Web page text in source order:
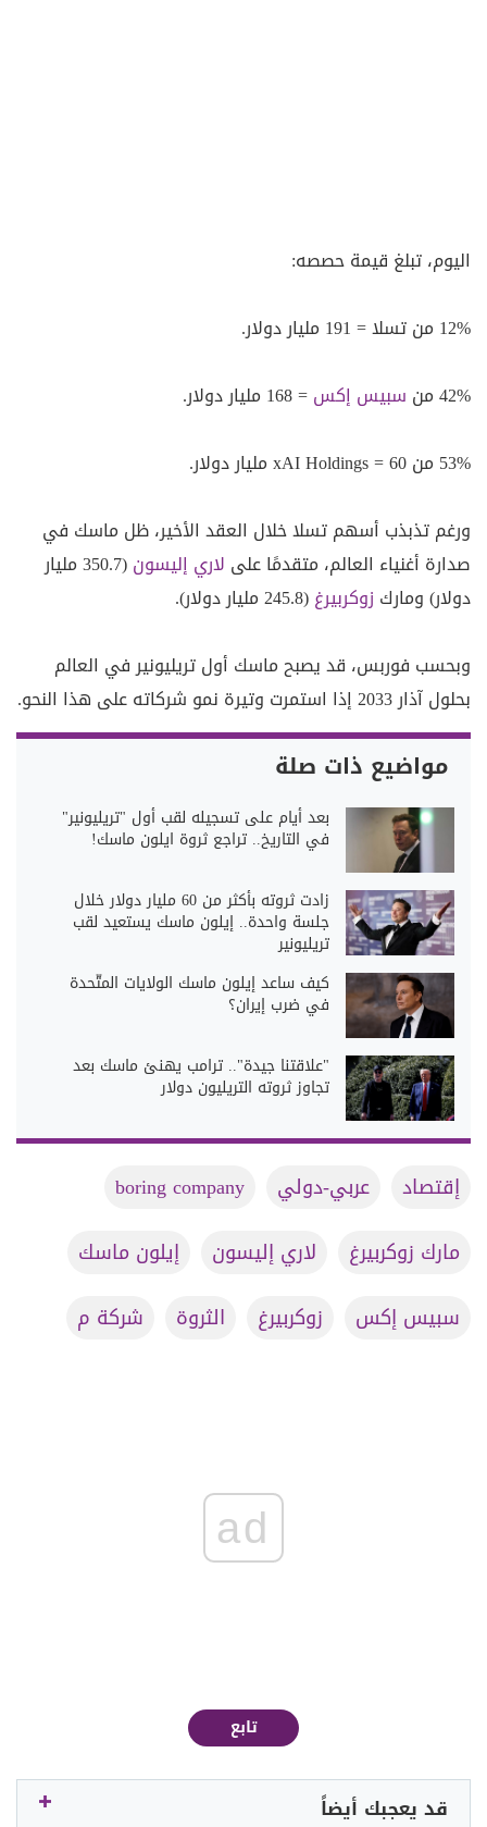
اليوم، تبلغ قيمة حصصه:
12% من تسلا = 191 مليار دولار.
42% من
سبيس إكس= 168 مليار دولار.
53% من xAI Holdings = 60 مليار دولار.
ورغم تذبذب أسهم تسلا خلال العقد الأخير، ظل ماسك في
صدارة أغنياء العالم، متقدمًا على لاري إليسون
(350.7 مليار
دولار) ومارك زوكربيرغ(245.8 مليار دولار).
وبحسب فوربس، قد يصبح ماسك أول تريليونير في العالم
بحلول آذار 2033 إذا استمرت وتيرة نمو شركاته على هذا النحو.
مواضيع ذات صلة
بعد أيام على تسجيله لقب أول "تريليونير"
في التاريخ.. تراجع ثروة ايلون ماسك!
زادت ثروته بأكثر من 60 مليار دولار خلال
جلسة واحدة.. إيلون ماسك يستعيد لقب
تريليونير
كيف ساعد إيلون ماسك الولايات المتّحدة
في ضرب إيران؟
"علاقتنا جيدة".. ترامب يهنئ ماسك بعد
تجاوز ثروته التريليون دولار
إقتصاد عربي-دولي
boring company
مارك زوكربيرغ
لاري إليسون
إيلون ماسك
سبيس إكس
زوكربيرغ الثروة شركة م
ad
تابع
قد يعجبك أيضاً